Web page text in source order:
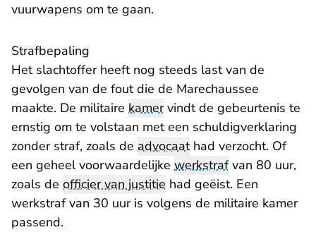
vuurwapens om te gaan.
​Strafbepaling
Het slachtoffer heeft nog steeds last van de
gevolgen van de fout die de Marechaussee
maakte. De militaire kamervindt de gebeurtenis te
ernstig om te volstaan met een schuldigverklaring
zonder straf, zoals de advocaathad verzocht. Of
een geheel voorwaardelijke werkstrafvan 80 uur,
zoals de officier van justitie had geëist. Een
werkstraf van 30 uur is volgens de militaire kamer
passend.